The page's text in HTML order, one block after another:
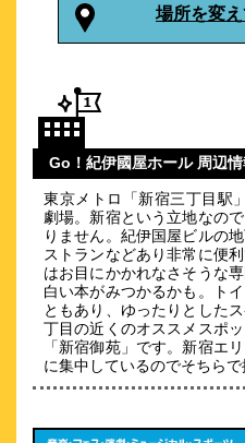
クチコミ-点 (2
Pacific
\101,200～
２０２３年５月１９日（金）新
約
ビジネスホ
\4,900～
クチコミ -点 (4
新宿東口から歌舞伎町へ。新
約
場所を変え
Go！紀伊國屋ホール 周辺情
東京メトロ「新宿三丁目駅
劇場。新宿という立地なの
りません。紀伊国屋ビルの
ストランなどあり非常に便
はお目にかかれなさそうな
白い本がみつかるかも。ト
ともあり、ゆったりとした
丁目の近くのオススメスポ
「新宿御苑」です。新宿エ
に集中しているのでそちらで